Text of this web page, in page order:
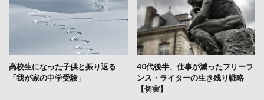
高校生になった子供と振り返る
「我が家の中学受験」
40代後半、仕事が減ったフリーラ
ンス・ライターの生き残り戦略
【切実】